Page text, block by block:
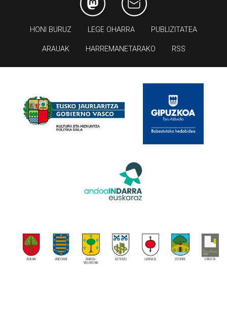
HONI BURUZ LEGE OHARRA PUBLIZITATEA
ARAUAK HARREMANETARAKO RSS